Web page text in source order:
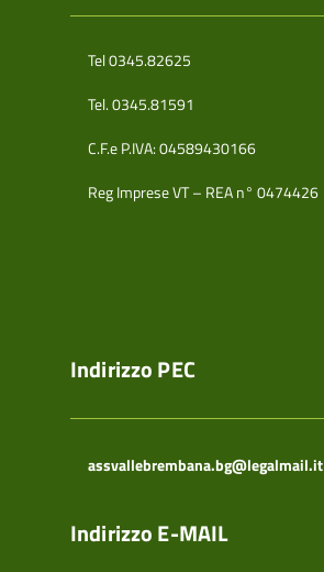
Tel 0345.82625
Tel. 0345.81591
C.F.e P.IVA: 04589430166
Reg Imprese VT – REA n° 0474426
Indirizzo PEC
assvallebrembana.bg@legalmail.it
Indirizzo E-MAIL